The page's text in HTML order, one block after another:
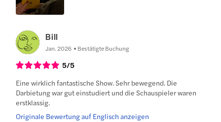
Bill
Jan. 2026 Bestätigte Buchung
5/5
Eine wirklich fantastische Show. Sehr bewegend. Die
Darbietung war gut einstudiert und die Schauspieler waren
erstklassig.
Originale Bewertung auf Englisch anzeigen